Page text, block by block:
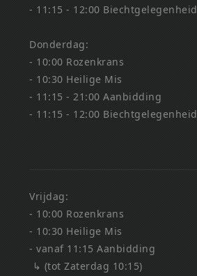
- 11:15 - 12:00 Biechtgelegenheid
Donderdag:
- 10:00 Rozenkrans
- 10:30 Heilige Mis
- 11:15 - 21:00 Aanbidding
- 11:15 - 12:00 Biechtgelegenheid
Vrijdag:
- 10:00 Rozenkrans
- 10:30 Heilige Mis
- vanaf 11:15 Aanbidding
↳ (tot Zaterdag 10:15)